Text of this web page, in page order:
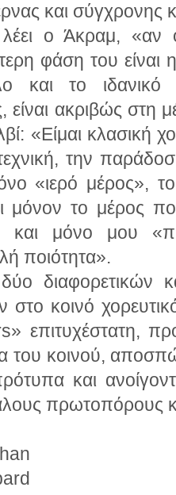
και σύγχρονης
ο Άκραμ, «αν ο
φάση του
και το ιδανικό
είναι ακριβώς
«Είμαι κλασική
την
«ιερό μέρος»,
μόνον το
και μόνο μου
ποιότητα».
διαφορετικών
στο κοινό
επιτυχέστατη,
του κοινού,
και
πρωτοπόρους